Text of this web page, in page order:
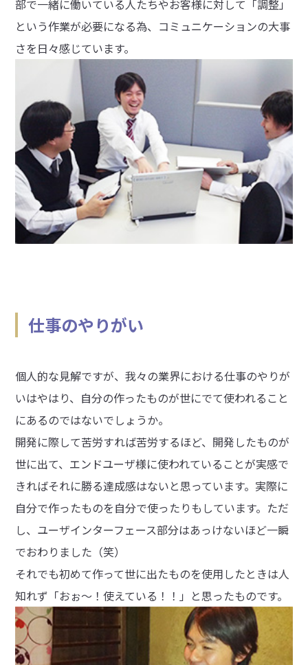
部で一緒に働いている人たちやお客様に対して「調整」
という作業が必要になる為、コミュニケーションの大事
さを日々感じています。
仕事のやりがい
個人的な見解ですが、我々の業界における仕事のやりが
いはやはり、自分の作ったものが世にでて使われること
にあるのではないでしょうか。
開発に際して苦労すれば苦労するほど、開発したものが
世に出て、エンドユーザ様に使われていることが実感で
きればそれに勝る達成感はないと思っています。実際に
自分で作ったものを自分で使ったりもしています。ただ
し、ユーザインターフェース部分はあっけないほど一瞬
でおわりました（笑）
それでも初めて作って世に出たものを使用したときは人
知れず「おぉ〜！使えている！！」と思ったものです。